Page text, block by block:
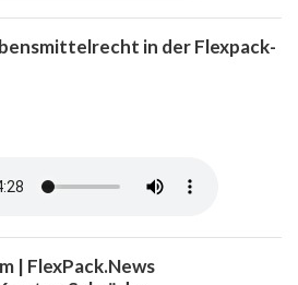
in der Flexpack-
| FlexPack.News